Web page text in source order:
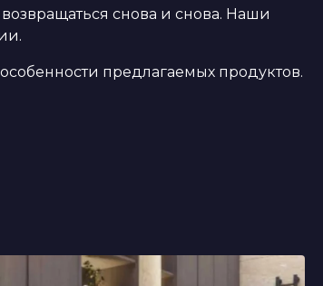
снова и снова. Наши
предлагаемых продуктов.